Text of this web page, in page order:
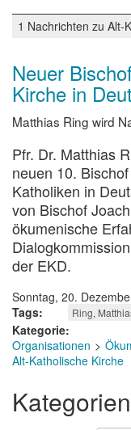
1 Nachrichten zu Alt-
Neuer
Kirche in
Matthias Ring wird
Pfr. Dr. Matthias
neuen 10.
Katholiken in
von Bischof
ökumenische
der EKD.
Sonntag, 20.
Tags
Ring,
Kategorie
Organisationen
Alt-Katholische Kirche
Kategorien